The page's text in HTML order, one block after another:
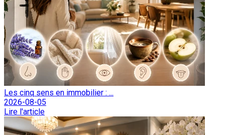
Les cinq sens en immobilier : ...
2026-08-05
Lire l'article